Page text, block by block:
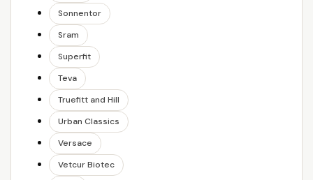
Sonnentor
Sram
Superfit
Teva
Truefitt and Hill
Urban Classics
Versace
Vetcur Biotec